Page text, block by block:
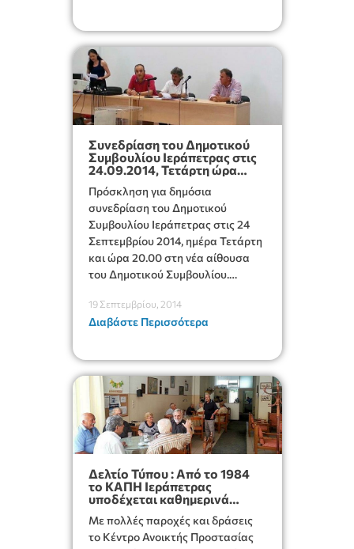
Συνεδρίαση του Δημοτικού
Συμβουλίου Ιεράπετρας στις
24.09.2014, Τετάρτη ώρα
Πρόσκληση για δημόσια
συνεδρίαση του Δημοτικού
Συμβουλίου Ιεράπετρας στις 24
Σεπτεμβρίου 2014, ημέρα Τετάρτη
και ώρα 20.00 στη νέα αίθουσα
του Δημοτικού Συμβουλίου.
θέματα προς συζήτηση.
19 Σεπτεμβρίου, 2014
Διαβάστε Περισσότερα
Δελτίο Τύπου : Από το 1984
το ΚΑΠΗ Ιεράπετρας
υποδέχεται καθημερινά
Με πολλές παροχές και δράσεις
το Κέντρο Ανοικτής Προστασίας